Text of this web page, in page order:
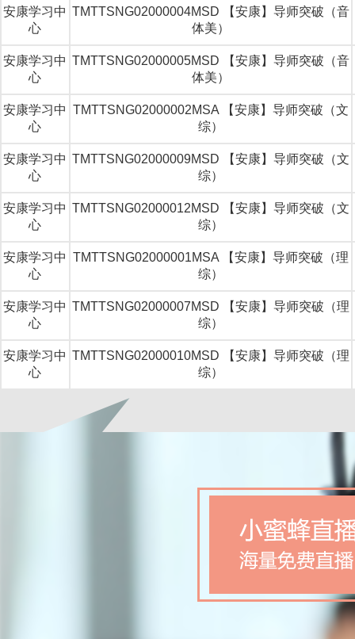
安康学习中
心
TMTTSNG02000004MSD 【安康】导师突破（音
体美）
安康学习中
心
TMTTSNG02000005MSD 【安康】导师突破（音
体美）
安康学习中
心
TMTTSNG02000002MSA 【安康】导师突破（文
综）
安康学习中
心
TMTTSNG02000009MSD 【安康】导师突破（文
综）
安康学习中
心
TMTTSNG02000012MSD 【安康】导师突破（文
综）
安康学习中
心
TMTTSNG02000001MSA 【安康】导师突破（理
综）
安康学习中
心
TMTTSNG02000007MSD 【安康】导师突破（理
综）
安康学习中
心
TMTTSNG02000010MSD 【安康】导师突破（理
综）